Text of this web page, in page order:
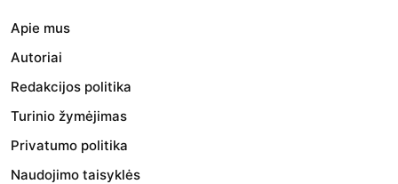
Apie mus
Autoriai
Redakcijos politika
Turinio žymėjimas
Privatumo politika
Naudojimo taisyklės